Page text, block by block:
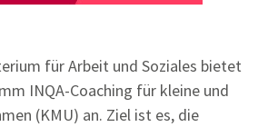
für Arbeit und Soziales bietet
INQA-Coaching für kleine und
(KMU) an. Ziel ist es, die